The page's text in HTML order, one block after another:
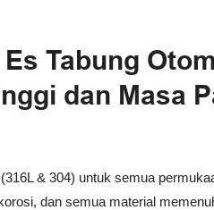
Tabung
dan Masa
& 304) untuk semua
dan semua material